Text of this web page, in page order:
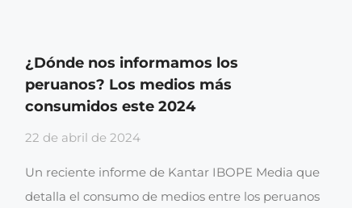
¿Dónde nos informamos los
peruanos? Los medios más
consumidos este 2024
22 de abril de 2024
Un reciente informe de Kantar IBOPE Media que
detalla el consumo de medios entre los peruanos